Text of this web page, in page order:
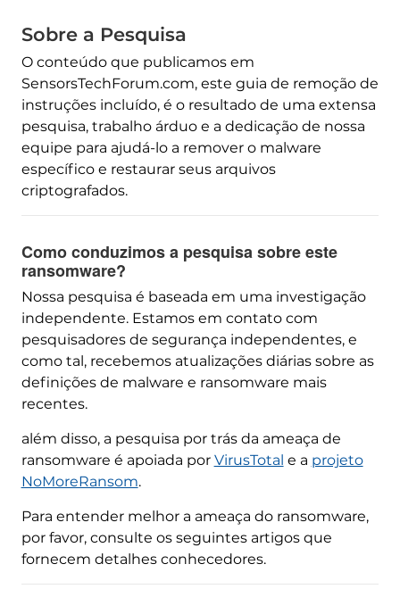
Sobre a Pesquisa
O conteúdo que publicamos em
SensorsTechForum.com, este guia de remoção de
instruções incluído, é o resultado de uma extensa
pesquisa, trabalho árduo e a dedicação de nossa
equipe para ajudá-lo a remover o malware
específico e restaurar seus arquivos
criptografados.
Como conduzimos a pesquisa sobre este
ransomware?
Nossa pesquisa é baseada em uma investigação
independente. Estamos em contato com
pesquisadores de segurança independentes, e
como tal, recebemos atualizações diárias sobre as
definições de malware e ransomware mais
recentes.
além disso, a pesquisa por trás da ameaça de
ransomware é apoiada por VirusTotal e a projeto
NoMoreRansom.
Para entender melhor a ameaça do ransomware,
por favor, consulte os seguintes artigos que
fornecem detalhes conhecedores.